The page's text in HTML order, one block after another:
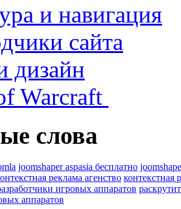
и навигация
сайта
дизайн
Warcraft
слова
joomshaper aspasia бесплатно
реклама агенство контекстная
игровых аппаратов
аппаратов